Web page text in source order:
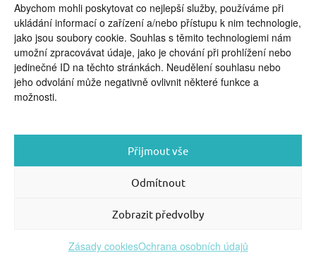
Abychom mohli poskytovat co nejlepší služby, používáme při
ukládání informací o zařízení a/nebo přístupu k nim technologie,
jako jsou soubory cookie. Souhlas s těmito technologiemi nám
umožní zpracovávat údaje, jako je chování při prohlížení nebo
jedinečné ID na těchto stránkách. Neudělení souhlasu nebo
jeho odvolání může negativně ovlivnit některé funkce a
možnosti.
Přijmout vše
Odmítnout
Zobrazit předvolby
Zásady cookiesOchrana osobních údajů
FOOTER SIDEBAR
© 2026 English With Kids s.r.o.| Blog Anglickysdetmi.cz
|
Všechna práva vyhrazena.